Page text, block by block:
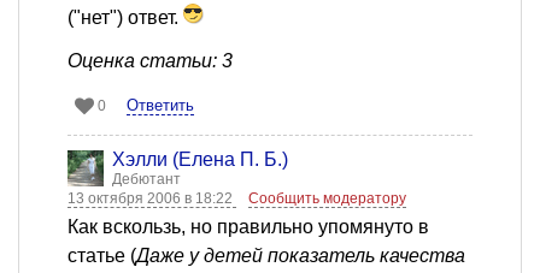
("нет") ответ.
Оценка статьи: 3
0 Ответить
Хэлли (Елена П. Б.)
Дебютант
13 октября 2006 в 18:22
Сообщить модератору
Как вскользь, но правильно упомянуто в
статье (Даже у детей показатель качества